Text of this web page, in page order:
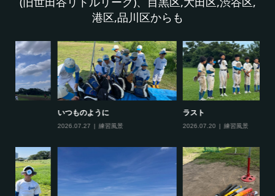
港区,品川区からも
ラスト
2026.07.20 練習風景
ベストゲーム
2026.07.15 練習風景